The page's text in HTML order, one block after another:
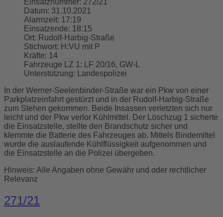
Einsatznummer: 272/21
Datum: 31.10.2021
Alarmzeit: 17:19
Einsatzende: 18:15
Ort: Rudolf-Harbig-Straße
Stichwort: H:VU mit P
Kräfte: 14
Fahrzeuge LZ 1:
LF 20/16, GW-L
Unterstützung:
Landespolizei
In der Werner-Seelenbinder-Straße war ein Pkw von einer
Parkplatzeinfahrt gestürzt und in der Rudolf-Harbig-Straße
zum Stehen gekommen. Beide Insassen verletzten sich nur
leicht und der Pkw verlor Kühlmittel. Der Löschzug 1 sicherte
die Einsatzstelle, stellte den Brandschutz sicher und
klemmte die Batterie des Fahrzeuges ab. Mittels Bindemittel
wurde die auslaufende Kühlflüssigkeit aufgenommen und
die Einsatzstelle an die Polizei übergeben.
Hinweis: Alle Angaben ohne Gewähr und oder rechtlicher
Relevanz
271/21